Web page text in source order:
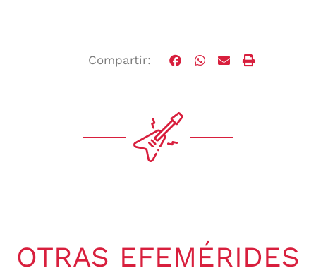
Compartir:
OTRAS EFEMÉRIDES